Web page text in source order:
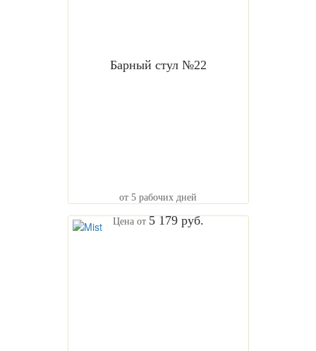
Барный стул №22
от 5 рабочих дней
Цена от 5 179 руб.